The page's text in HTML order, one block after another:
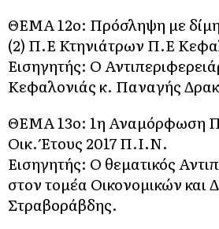
ΘΕΜΑ 12o: Πρόσληψη με
(2) Π.Ε Κτηνιάτρων Π.Ε
Εισηγητής: Ο
Κεφαλονιάς κ. Παναγής
ΘΕΜΑ 13o: 1η Αναμόρφωση
Οικ. Έτους 2017 Π.Ι.Ν.
Εισηγητής: Ο θεματικός
στον τομέα Οικονομικών και
Στραβοράβδης.